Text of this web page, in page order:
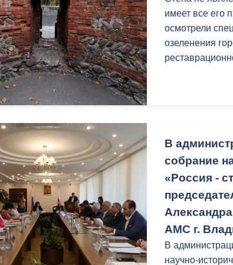
постановления Кадровая политика
НПА Контактная информация
органов
Списки граждан,
учете в качестве
улучшении жилищных
Общественное
документов
планирования
результатах
Порядок обжалования
действий органов
самоуправления
имеет все его
осмотрели
озеленения
В
собрание
«Россия -
АМС г.
В
научно-